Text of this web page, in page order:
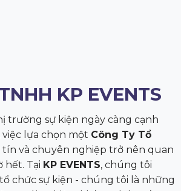
KP EVENTS
trường sự kiện ngày càng cạnh
lựa chọn một Công Ty Tổ
tín và chuyên nghiệp trở nên quan
hết. Tại KP EVENTS, chúng tôi
chức sự kiện - chúng tôi là những